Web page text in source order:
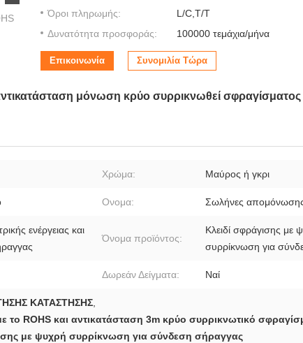
Όροι πληρωμής:
L/C,T/T
Δυνατότητα προσφοράς:
100000 τεμάχια/μήνα
Επικοινωνία Συνομιλία Τώρα
μόνωση κρύο συρρικνωθεί σφραγίσματος
Χρώμα: Μαύρος ή γκρι
Ονομα: Σωλήνες
ενέργειας και
Όνομα προϊόντος:
Κλειδί σφράγισης με
συρρίκνωση για
Δωρεάν Δείγματα: Ναί
ΚΑΤΑΣΤΗΣΗΣ,
ROHS και αντικατάσταση 3m κρύο συρρικνωτικό
με ψυχρή συρρίκνωση για σύνδεση σήραγγας